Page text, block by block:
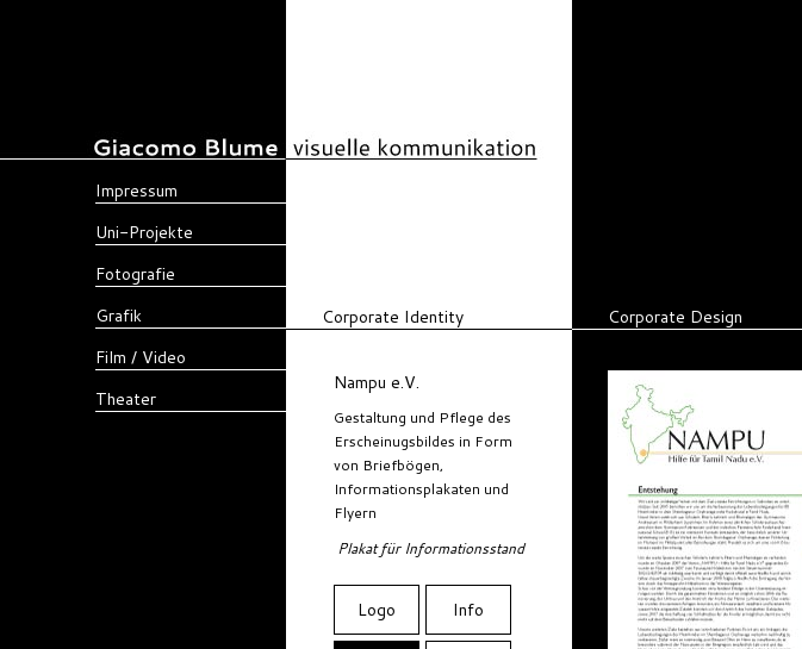
Impressum
Uni-Projekte
Fotografie
Grafik
Film / Video
Theater
Corporate Identity Corporate Design
Nampu e.V.
Gestaltung und Pflege des
Erscheinugsbildes in Form
von Briefbögen,
Informationsplakaten und
Flyern
Plakat für Informationsstand
Logo Info